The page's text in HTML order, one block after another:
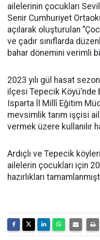
ailelerinin çocukları
Senir Cumhuriyet
açılarak oluşturulan
ve çadır sınıflarda
bahar dönemini verimli
2023 yılı gül hasat
ilçesi Tepecik Köyü’nde
Isparta İl Millî Eğitim
mevsimlik tarım işçisi
vermek üzere kullanılır
Ardıçlı ve Tepecik
ailelerin çocukları için
hazırlıkları